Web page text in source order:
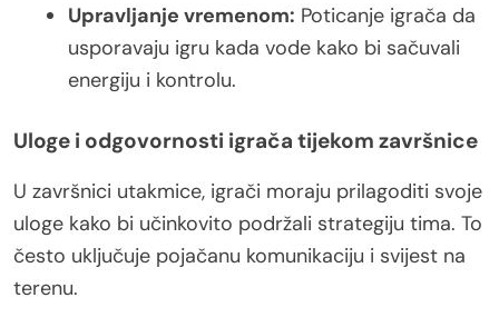
Upravljanje vremenom: Poticanje igrača da
usporavaju igru kada vode kako bi sačuvali
energiju i kontrolu.
Uloge i odgovornosti igrača tijekom završnice
U završnici utakmice, igrači moraju prilagoditi svoje
uloge kako bi učinkovito podržali strategiju tima. To
često uključuje pojačanu komunikaciju i svijest na
terenu.